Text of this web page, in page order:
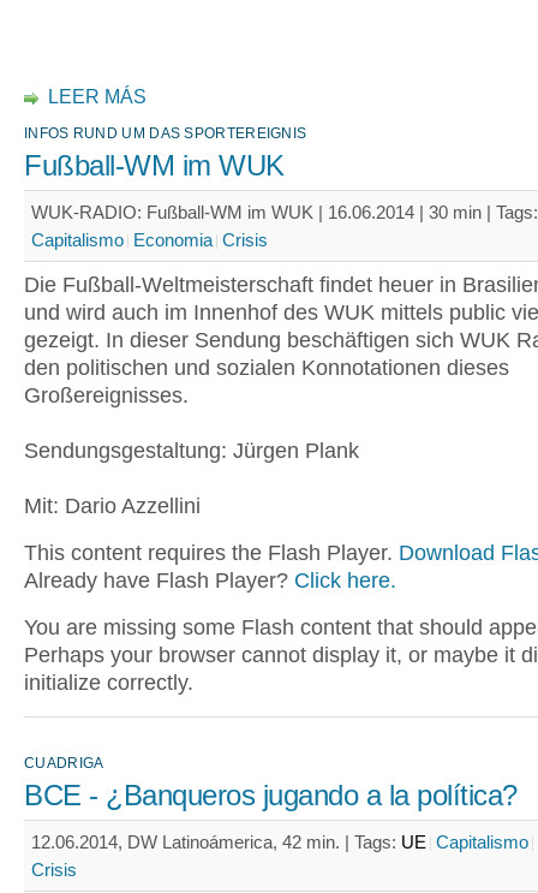
LEER MÁS
INFOS RUND UM DAS SPORTEREIGNIS
Fußball-WM im WUK
WUK-RADIO: Fußball-WM im WUK | 16.06.2014 | 30 min |
Capitalismo Economia Crisis
Die Fußball-Weltmeisterschaft findet heuer in
und wird auch im Innenhof des WUK mittels public
gezeigt. In dieser Sendung beschäftigen sich WUK
den politischen und sozialen Konnotationen dieses
Großereignisses.
Sendungsgestaltung: Jürgen Plank
Mit: Dario Azzellini
This content requires the Flash Player. Download
Already have Flash Player? Click here.
You are missing some Flash content that should
Perhaps your browser cannot display it, or maybe it
initialize correctly.
CUADRIGA
BCE - ¿Banqueros jugando a la política?
12.06.2014, DW Latinoámerica, 42 min. | Tags: UE Capitalismo
Crisis